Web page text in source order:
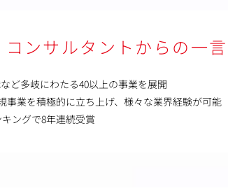
コンサルタントからの一言
ど多岐にわたる40以上の事業を展開
業を積極的に立ち上げ、様々な業界経験が可能
ングで8年連続受賞